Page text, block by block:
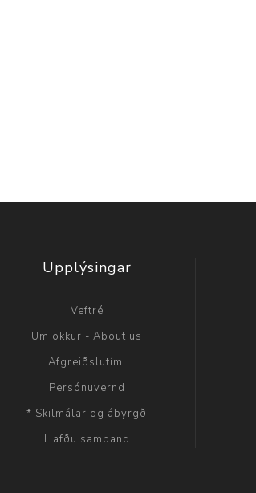
Upplýsingar
Veftré
Um okkur - About us
Afgreiðslutími
Persónuvernd
* Skilmálar og ábyrgð
Hafðu samband